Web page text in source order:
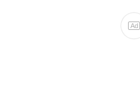
Ad